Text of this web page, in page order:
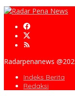
Radarpenanews
Indeks Berita
Redaksi